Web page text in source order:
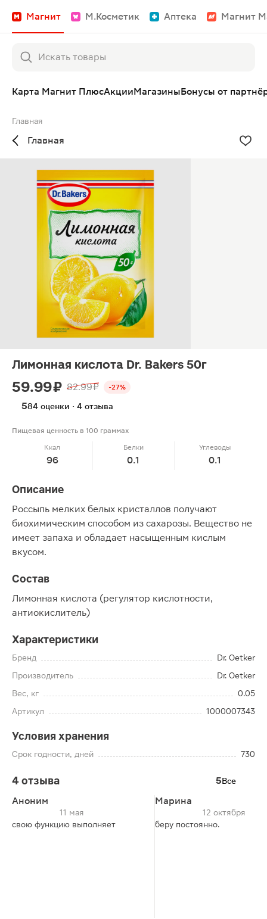
Магнит М.Косметик Аптека Магнит
Карта Магнит ПлюсАкцииМагазиныБонусы от
Главная
Главная
Лимонная кислота Dr. Bakers 50г
59.99 ₽ 82.99 ₽ -27%
584 оценки · 4 отзыва
Пищевая ценность в 100 граммах
Ккал
96
Белки
0.1
Углеводы
0.1
Описание
Россыпь мелких белых кристаллов получают
биохимическим способом из сахарозы. Вещество не
имеет запаха и обладает насыщенным кислым
вкусом.
Состав
Лимонная кислота (регулятор кислотности,
антиокислитель)
Характеристики
Бренд
Dr. Oetker
Производитель
Dr. Oetker
Вес, кг
0.05
Артикул
1000007343
Условия хранения
Срок годности, дней 730
4 отзыва 5Все
Аноним
11 мая
свою функцию выполняет
Марина
12 октября
беру постоянно.